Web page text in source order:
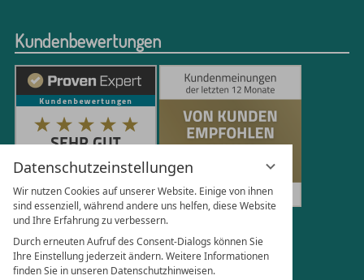
Datenschutzeinstellungen
Wir nutzen Cookies auf unserer Website. Einige von ihnen
sind essenziell, während andere uns helfen, diese Website
und Ihre Erfahrung zu verbessern.
Durch erneuten Aufruf des Consent-Dialogs können Sie
Ihre Einstellung jederzeit ändern. Weitere Informationen
finden Sie in unseren Datenschutzhinweisen.
Kundenbewertungen